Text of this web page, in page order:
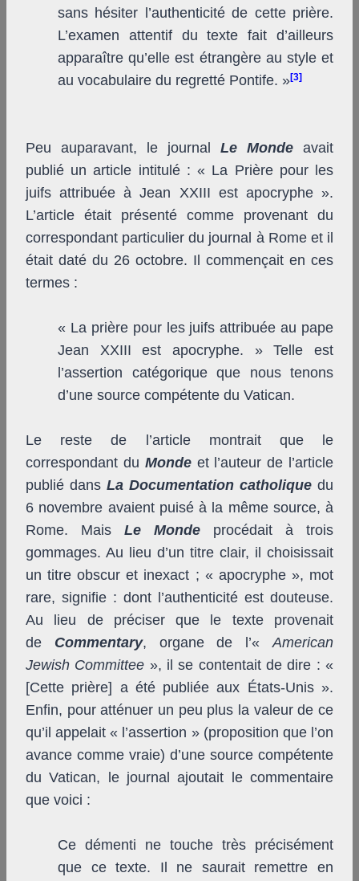
sans hésiter l’authenticité de cette prière.
L’examen attentif du texte fait d’ailleurs
apparaître qu’elle est étrangère au style et
au vocabulaire du regretté Pontife. »[3]
Peu auparavant, le journal Le Monde avait
publié un article intitulé : « La Prière pour les
juifs attribuée à Jean XXIII est apocryphe ».
L’article était présenté comme provenant du
correspondant particulier du journal à Rome et il
était daté du 26 octobre. Il commençait en ces
termes :
« La prière pour les juifs attribuée au pape
Jean XXIII est apocryphe. » Telle est
l’assertion catégorique que nous tenons
d’une source compétente du Vatican.
Le reste de l’article montrait que le
correspondant du Monde et l’auteur de l’article
publié dans La Documentation catholique du
6 novembre avaient puisé à la même source, à
Rome. Mais Le Monde
procédait à trois
gommages. Au lieu d’un titre clair, il choisissait
un titre obscur et inexact ; « apocryphe », mot
rare, signifie : dont l’authenticité est douteuse.
Au lieu de préciser que le texte provenait
de Commentary, organe de l’«American
Jewish Committee », il se contentait de dire : «
[Cette prière] a été publiée aux États-Unis ».
Enfin, pour atténuer un peu plus la valeur de ce
qu’il appelait « l’assertion » (proposition que l’on
avance comme vraie) d’une source compétente
du Vatican, le journal ajoutait le commentaire
que voici :
Ce démenti ne touche très précisément
que ce texte. Il ne saurait remettre en